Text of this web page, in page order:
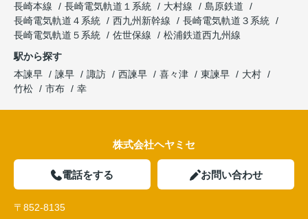
長崎本線
長崎電気軌道１系統 大村線
島原鉄道
長崎電気軌道４系統
西九州新幹線
長崎電気軌道３系統
長崎電気軌道５系統
佐世保線
松浦鉄道西九州線
駅から探す
本諫早
諫早 諏訪 西諫早 喜々津 東諫早
大村
竹松
市布 幸
株式会社ヘヤミセ
電話をする お問い合わせ
〒852-8135